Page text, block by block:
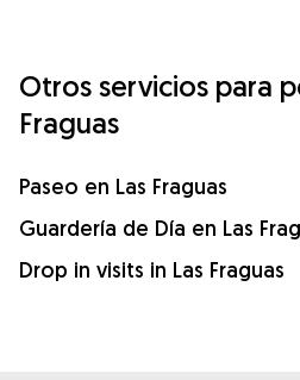
Otros servicios para
Fraguas
Paseo en Las Fraguas
Guardería de Día en Las
Drop in visits in Las Fraguas